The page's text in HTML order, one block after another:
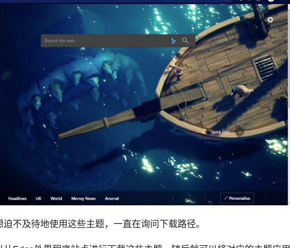
不及待地使用这些主题，一直在询问下载路径。